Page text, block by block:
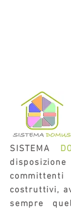
SISTEMA
costruttivi,
sempre